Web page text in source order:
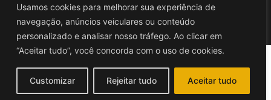
Usamos cookies para melhorar sua experiência de
navegação, anúncios veiculares ou conteúdo
personalizado e analisar nosso tráfego. Ao clicar em
“Aceitar tudo”, você concorda com o uso de cookies.
Customizar Rejeitar tudo Aceitar tudo
Desenvolvido poriv3